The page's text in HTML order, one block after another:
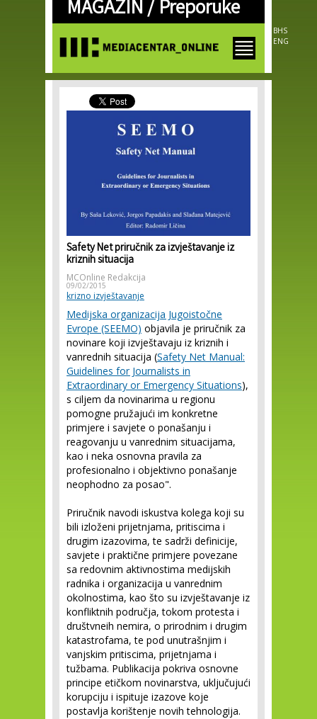
Skip to
main
MAGAZIN /Preporuke
BHS
ENG
Safety Net priručnik za izvještavanje iz
kriznih situacija
MCOnline Redakcija
09/02/2015
krizno izvještavanje
Medijska organizacija Jugoistočne
Evrope (SEEMO) objavila je priručnik za
novinare koji izvještavaju iz kriznih i
vanrednih situacija (Safety Net Manual:
Guidelines for Journalists in
Extraordinary or Emergency Situations),
s ciljem da novinarima u regionu
pomogne pružajući im konkretne
primjere i savjete o ponašanju i
reagovanju u vanrednim situacijama,
kao i neka osnovna pravila za
profesionalno i objektivno ponašanje
neophodno za posao".
Priručnik navodi iskustva kolega koji su
bili izloženi prijetnjama, pritiscima i
drugim izazovima, te sadrži definicije,
savjete i praktične primjere povezane
sa redovnim aktivnostima medijskih
radnika i organizacija u vanrednim
okolnostima, kao što su izvještavanje iz
konfliktnih područja, tokom protesta i
društvneih nemira, o prirodnim i drugim
katastrofama, te pod unutrašnjim i
vanjskim pritiscima, prijetnjama i
tužbama. Publikacija pokriva osnovne
principe etičkom novinarstva, uključujući
korupciju i ispituje izazove koje
postavlja korištenje novih tehnologija.